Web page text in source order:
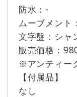
防水：-
ムーブメント
文字盤：シャ
販売価格：
※アンティー
【付属品】
なし